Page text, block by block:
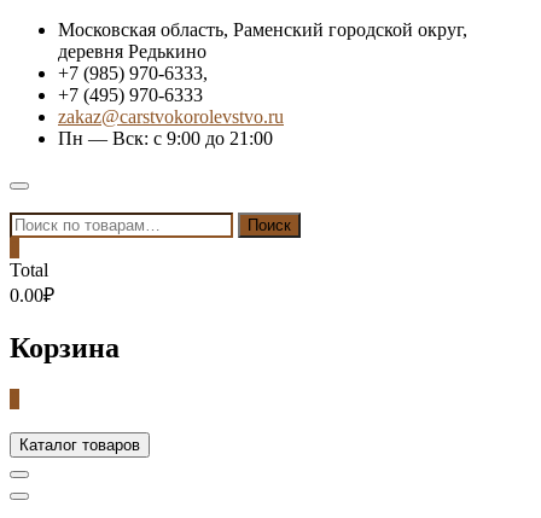
Skip
content
Московская область, Раменский городской округ,
деревня Редькино
+7 (985) 970-6333,
+7 (495) 970-6333
zakaz@carstvokorolevstvo.ru
Пн — Вск: с 9:00 до 21:00
Topbar
Menu
Искать: Поиск
Total
0.00₽
Корзина
Каталог товаров